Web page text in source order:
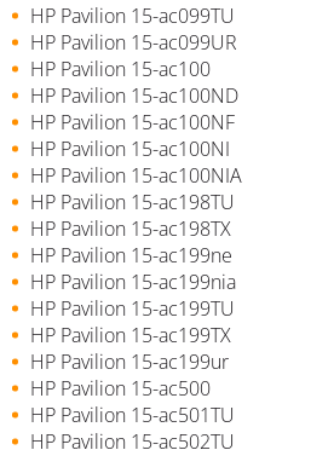
HP Pavilion 15-ac099TU
HP Pavilion 15-ac099UR
HP Pavilion 15-ac100
HP Pavilion 15-ac100ND
HP Pavilion 15-ac100NF
HP Pavilion 15-ac100NI
HP Pavilion 15-ac100NIA
HP Pavilion 15-ac198TU
HP Pavilion 15-ac198TX
HP Pavilion 15-ac199ne
HP Pavilion 15-ac199nia
HP Pavilion 15-ac199TU
HP Pavilion 15-ac199TX
HP Pavilion 15-ac199ur
HP Pavilion 15-ac500
HP Pavilion 15-ac501TU
HP Pavilion 15-ac502TU